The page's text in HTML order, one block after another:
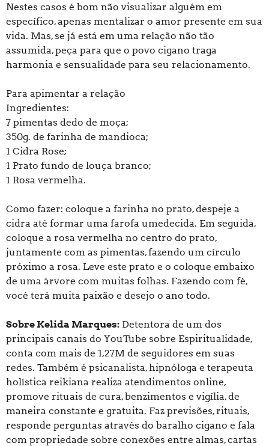
Nestes casos é bom não visualizar alguém em
específico, apenas mentalizar o amor presente em sua
vida. Mas, se já está em uma relação não tão
assumida, peça para que o povo cigano traga
harmonia e sensualidade para seu relacionamento.
Para apimentar a relação
Ingredientes:
7 pimentas dedo de moça;
350g. de farinha de mandioca;
1 Cidra Rose;
1 Prato fundo de louça branco;
1 Rosa vermelha.
Como fazer: coloque a farinha no prato, despeje a
cidra até formar uma farofa umedecida. Em seguida,
coloque a rosa vermelha no centro do prato,
juntamente com as pimentas, fazendo um círculo
próximo a rosa. Leve este prato e o coloque embaixo
de uma árvore com muitas folhas. Fazendo com fé,
você terá muita paixão e desejo o ano todo.
Sobre Kelida Marques: Detentora de um dos
principais canais do YouTube sobre Espiritualidade,
conta com mais de 1,27M de seguidores em suas
redes. Também é psicanalista, hipnóloga e terapeuta
holística reikiana realiza atendimentos online,
promove rituais de cura, benzimentos e vigília, de
maneira constante e gratuita. Faz previsões, rituais,
responde perguntas através do baralho cigano e fala
com propriedade sobre conexões entre almas, cartas